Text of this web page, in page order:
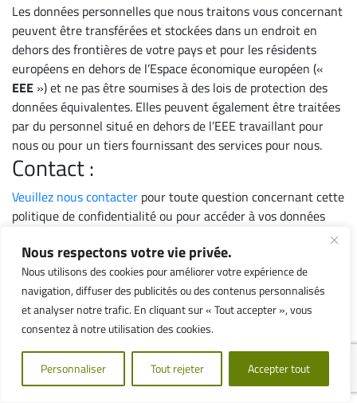
Nous respectons votre vie privée.
Nous utilisons des cookies pour améliorer votre expérience de
navigation, diffuser des publicités ou des contenus personnalisés
et analyser notre trafic. En cliquant sur « Tout accepter », vous
consentez à notre utilisation des cookies.
Personnaliser Tout rejeter Accepter tout
Les données personnelles que nous traitons vous concernant
peuvent être transférées et stockées dans un endroit en
dehors des frontières de votre pays et pour les résidents
européens en dehors de l’Espace économique européen («
EEE ») et ne pas être soumises à des lois de protection des
données équivalentes. Elles peuvent également être traitées
par du personnel situé en dehors de l’EEE travaillant pour
nous ou pour un tiers fournissant des services pour nous.
Contact :
Veuillez nous contacter pour toute question concernant cette
politique de confidentialité ou pour accéder à vos données
Modifications :
Veuillez noter que cette politique de confidentialité peut être
modifiée de temps à autre. Nous ne réduirons pas vos droits
en vertu de cette politique de confidentialité sans votre
de la politique de confidentialité sur nos sites web, et si les
modifications sont importantes, nous fournirons un avis plus